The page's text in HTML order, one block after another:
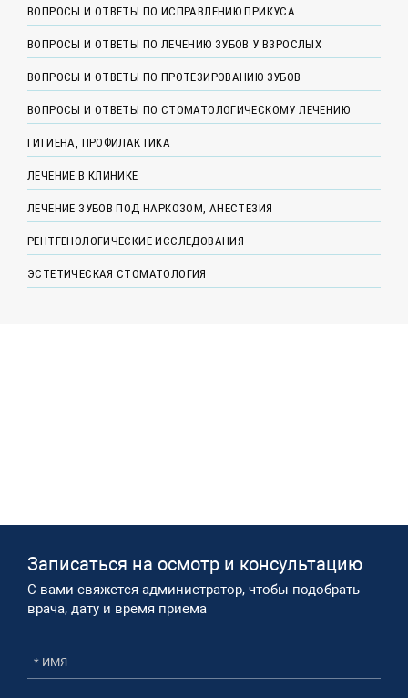
ВОПРОСЫ И ОТВЕТЫ ПО ИСПРАВЛЕНИЮ ПРИКУСА
ВОПРОСЫ И ОТВЕТЫ ПО ЛЕЧЕНИЮ ЗУБОВ У ВЗРОСЛЫХ
ВОПРОСЫ И ОТВЕТЫ ПО ПРОТЕЗИРОВАНИЮ ЗУБОВ
ВОПРОСЫ И ОТВЕТЫ ПО СТОМАТОЛОГИЧЕСКОМУ ЛЕЧЕНИЮ
ГИГИЕНА, ПРОФИЛАКТИКА
ЛЕЧЕНИЕ В КЛИНИКЕ
ЛЕЧЕНИЕ ЗУБОВ ПОД НАРКОЗОМ, АНЕСТЕЗИЯ
РЕНТГЕНОЛОГИЧЕСКИЕ ИССЛЕДОВАНИЯ
ЭСТЕТИЧЕСКАЯ СТОМАТОЛОГИЯ
Записаться на осмотр и консультацию​
С вами свяжется администратор, чтобы подобрать
врача, дату и время приема​